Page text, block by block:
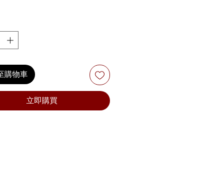
เป็นธรรมชาติ พร้อมช่องเสียบ
บบสเตอริโอจึงมั่นใจได้ว่า
กมาทรงพลัง ลูกเล่นในตัว
เช่น เอฟเฟคแบบ DSP 32
เชื่อมต่อเข้ากับคอมพิวเตอร์ได้
บทั้งระบบ iOS และ Android
บบนี้มาในราคาที่แสนจะคุ้มค่า
ดทั้งหลายได้เวลาใช้ของดี
ว
購物車
立即購買